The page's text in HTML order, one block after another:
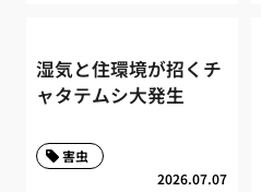
湿気と住環境が招くチ
ャタテムシ大発生
2026.07.07
害虫